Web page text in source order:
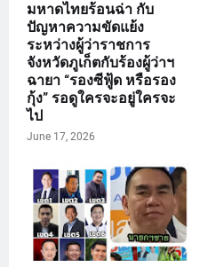
มหาดไทยร้อนฉ่า กับ
ปัญหาความขัดแย้ง
ระหว่างผู้ว่าราชการ
จังหวัดภูเก็ตกับร้องผู้ว่าฯ
ฉายา “รองซีฟู้ด หรือรอง
กุ้ง” รอดูใครจะอยู่ใครจะ
ไป
June 17, 2026